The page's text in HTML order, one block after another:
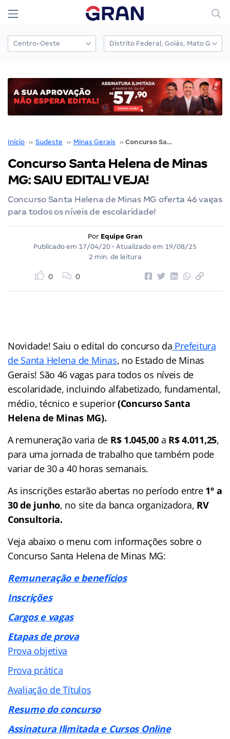
Início ›› Sudeste ›› Minas Gerais ›› Concurso Santa Helena de Minas MG: SAIU EDITAL! VEJA!
Concurso Santa Helena de Minas
MG: SAIU EDITAL! VEJA!
Concurso Santa Helena de Minas MG oferta 46 vagas
para todos os níveis de escolaridade!
Por Equipe Gran
Publicado em 17/04/20 • Atualizado em 19/08/25
2 min. de leitura
0 0
Novidade! Saiu o edital do concurso da Prefeitura
de Santa Helena de Minas, no Estado de Minas
Gerais! São 46 vagas para todos os níveis de
escolaridade, incluindo alfabetizado, fundamental,
médio, técnico e superior(Concurso Santa
Helena de Minas MG).
A remuneração varia de R$ 1.045,00 a R$ 4.011,25,
para uma jornada de trabalho que também pode
variar de 30 a 40 horas semanais.
As inscrições estarão abertas no período entre 1º a
30 de junho, no site da banca organizadora, RV
Consultoria.
Veja abaixo o menu com informações sobre o
Concurso Santa Helena de Minas MG:
Remuneração e benefícios
Inscrições
Cargos e vagas
Etapas de prova
Prova objetiva
Prova prática
Avaliação de Títulos
Resumo do concurso
Assinatura Ilimitada e Cursos Online